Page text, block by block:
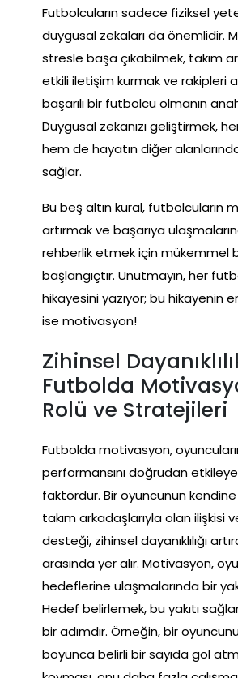
Futbolcuların sadece fiziksel
duygusal zekaları da önemlidir.
stresle başa çıkabilmek, takım
etkili iletişim kurmak ve rakipleri
başarılı bir futbolcu olmanın
Duygusal zekanızı geliştirmek,
hem de hayatın diğer
sağlar.
Bu beş altın kural, futbolcuların
artırmak ve başarıya
rehberlik etmek için mükemmel
başlangıçtır. Unutmayın, her
hikayesini yazıyor; bu hikayenin
ise motivasyon!
Zihinsel
Futbolda
Rolü ve Stratejileri
Futbolda motivasyon,
performansını doğrudan
faktördür. Bir oyuncunun kendine
takım arkadaşlarıyla olan ilişkisi
desteği, zihinsel dayanıklılığı
arasında yer alır. Motivasyon,
hedeflerine ulaşmalarında bir
Hedef belirlemek, bu yakıtı
bir adımdır. Örneğin, bir
boyunca belirli bir sayıda gol